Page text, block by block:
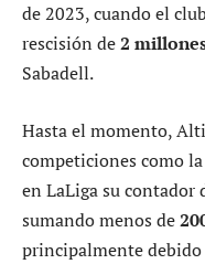
de 2023, cuando el
rescisión de2
Sabadell.
Hasta el momento,
competiciones como
en LaLiga su
sumando menos de
principalmente